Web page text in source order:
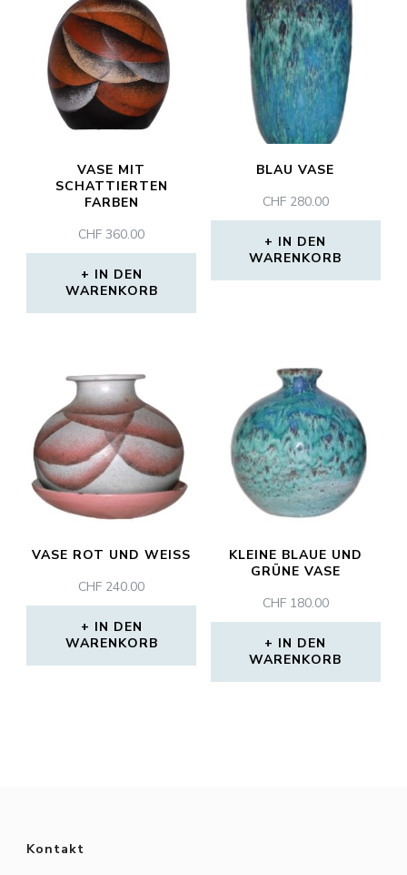
VASE MIT
SCHATTIERTEN
FARBEN
CHF 360.00
IN DEN
WARENKORB
BLAU VASE
CHF280.00
IN DEN
WARENKORB
VASE ROT UND WEISS
CHF 240.00
IN DEN
WARENKORB
KLEINE BLAUE UND
GRÜNE VASE
CHF180.00
IN DEN
WARENKORB
Kontakt